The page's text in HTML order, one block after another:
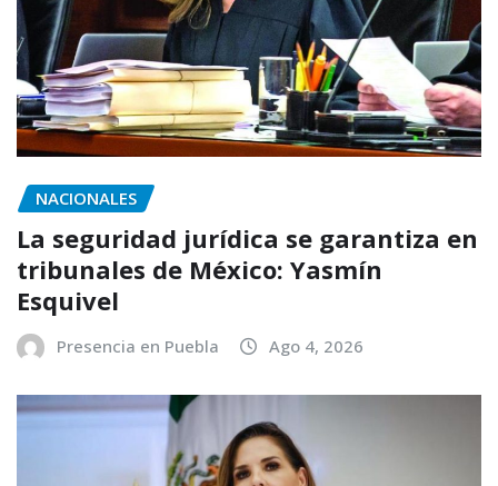
NACIONALES
La seguridad jurídica se garantiza en
tribunales de México: Yasmín
Esquivel
Presencia en Puebla Ago 4, 2026